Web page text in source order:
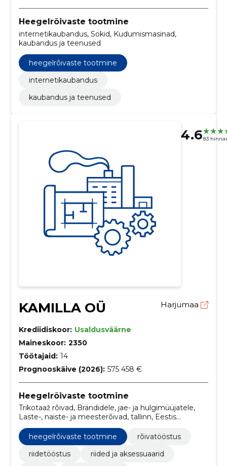
Heegelrõivaste tootmine
internetikaubandus, Sokid, Kudumismasinad,
kaubandus ja teenused
heegelrõivaste tootmine
internetikaubandus
kaubandus ja teenused
4.683
KAMILLA OÜ Harjumaa
Krediidiskoor: Usaldusväärne
Maineskoor: 2350
Töötajaid: 14
Prognooskäive (2026): 575 458 €
Heegelrõivaste tootmine
Trikotaaž rõivad, Brändidele, jae- ja hulgimüüjatele,
Laste-, naiste- ja meesterõivad, tallinn, Eestis
valmistatud, Kõrgkvaliteetne, Brändid, Esinemis- ja
treeningrõivad, Eestis valmistatud rõivad,
Valmistoodang
heegelrõivaste tootmine
rõivatööstus
riidetööstus
riided ja aksessuaarid